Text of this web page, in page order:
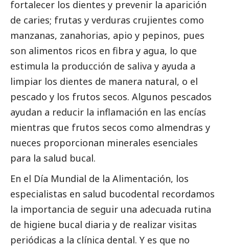
fortalecer los dientes y prevenir la aparición
de caries; frutas y verduras crujientes como
manzanas, zanahorias, apio y pepinos, pues
son alimentos ricos en fibra y agua, lo que
estimula la producción de saliva y ayuda a
limpiar los dientes de manera natural, o el
pescado y los frutos secos. Algunos pescados
ayudan a reducir la inflamación en las encías
mientras que frutos secos como almendras y
nueces proporcionan minerales esenciales
para la salud bucal.
En el Día Mundial de la Alimentación, los
especialistas en salud bucodental recordamos
la importancia de seguir una adecuada rutina
de higiene bucal diaria y de realizar visitas
periódicas a la clínica dental. Y es que no